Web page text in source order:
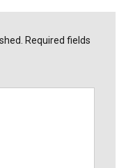
Required fields